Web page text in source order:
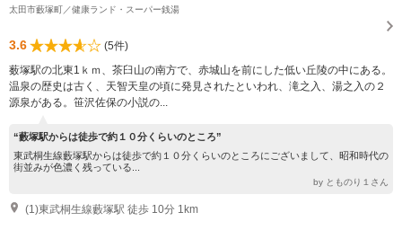
太田市藪塚町／健康ランド・スーパー銭湯
3.6
(5件)
薮塚駅の北東1ｋｍ、茶臼山の南方で、赤城山を前にした低い丘陵の中にある。
温泉の歴史は古く、天智天皇の頃に発見されたといわれ、滝之入、湯之入の２
源泉がある。笹沢佐保の小説の...
“藪塚駅からは徒歩で約１０分くらいのところ”
東武桐生線藪塚駅からは徒歩で約１０分くらいのところにございまして、昭和時代の
街並みが色濃く残っている...
by とものり１さん
(1)東武桐生線藪塚駅 徒歩 10分 1km